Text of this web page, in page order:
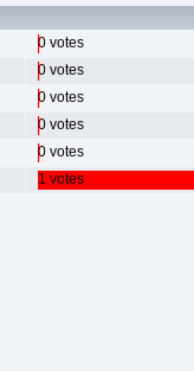
0 votes
0 votes
0 votes
0 votes
0 votes
1 votes